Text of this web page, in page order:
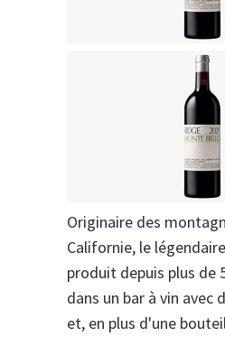
Originaire des
Californie, le
produit depuis plus de
dans un bar à vin avec
et, en plus d'une